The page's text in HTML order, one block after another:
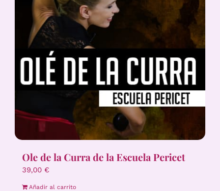
Ole de la Curra de la Escuela Pericet
39,00 €
Añadir al carrito